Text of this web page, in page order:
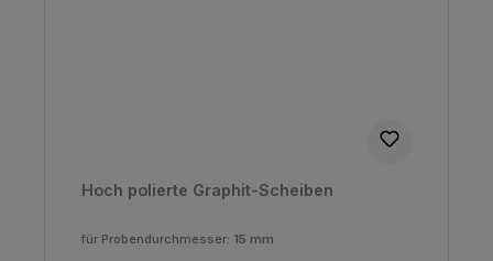
Hoch polierte Graphit-Scheiben
für Probendurchmesser: 15 mm